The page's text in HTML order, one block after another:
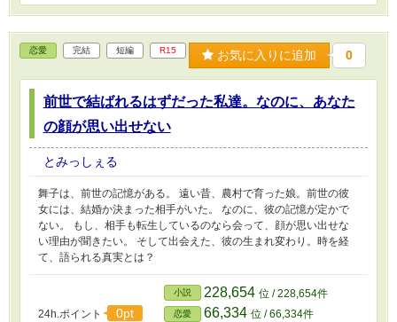
恋愛 完結 短編 R15 お気に入りに追加 0
前世で結ばれるはずだった私達。なのに、あなた
の顔が思い出せない
とみっしぇる
舞子は、前世の記憶がある。 遠い昔、農村で育った娘。前世の彼
女には、結婚か決まった相手がいた。 なのに、彼の記憶が定かで
ない。 もし、相手も転生しているのなら会って、顔が思い出せな
い理由が聞きたい。 そして出会えた、彼の生まれ変わり。時を経
て、語られる真実とは？
24h.ポイント 0pt
小説 228,654 位 / 228,654件
恋愛 66,334 位 / 66,334件